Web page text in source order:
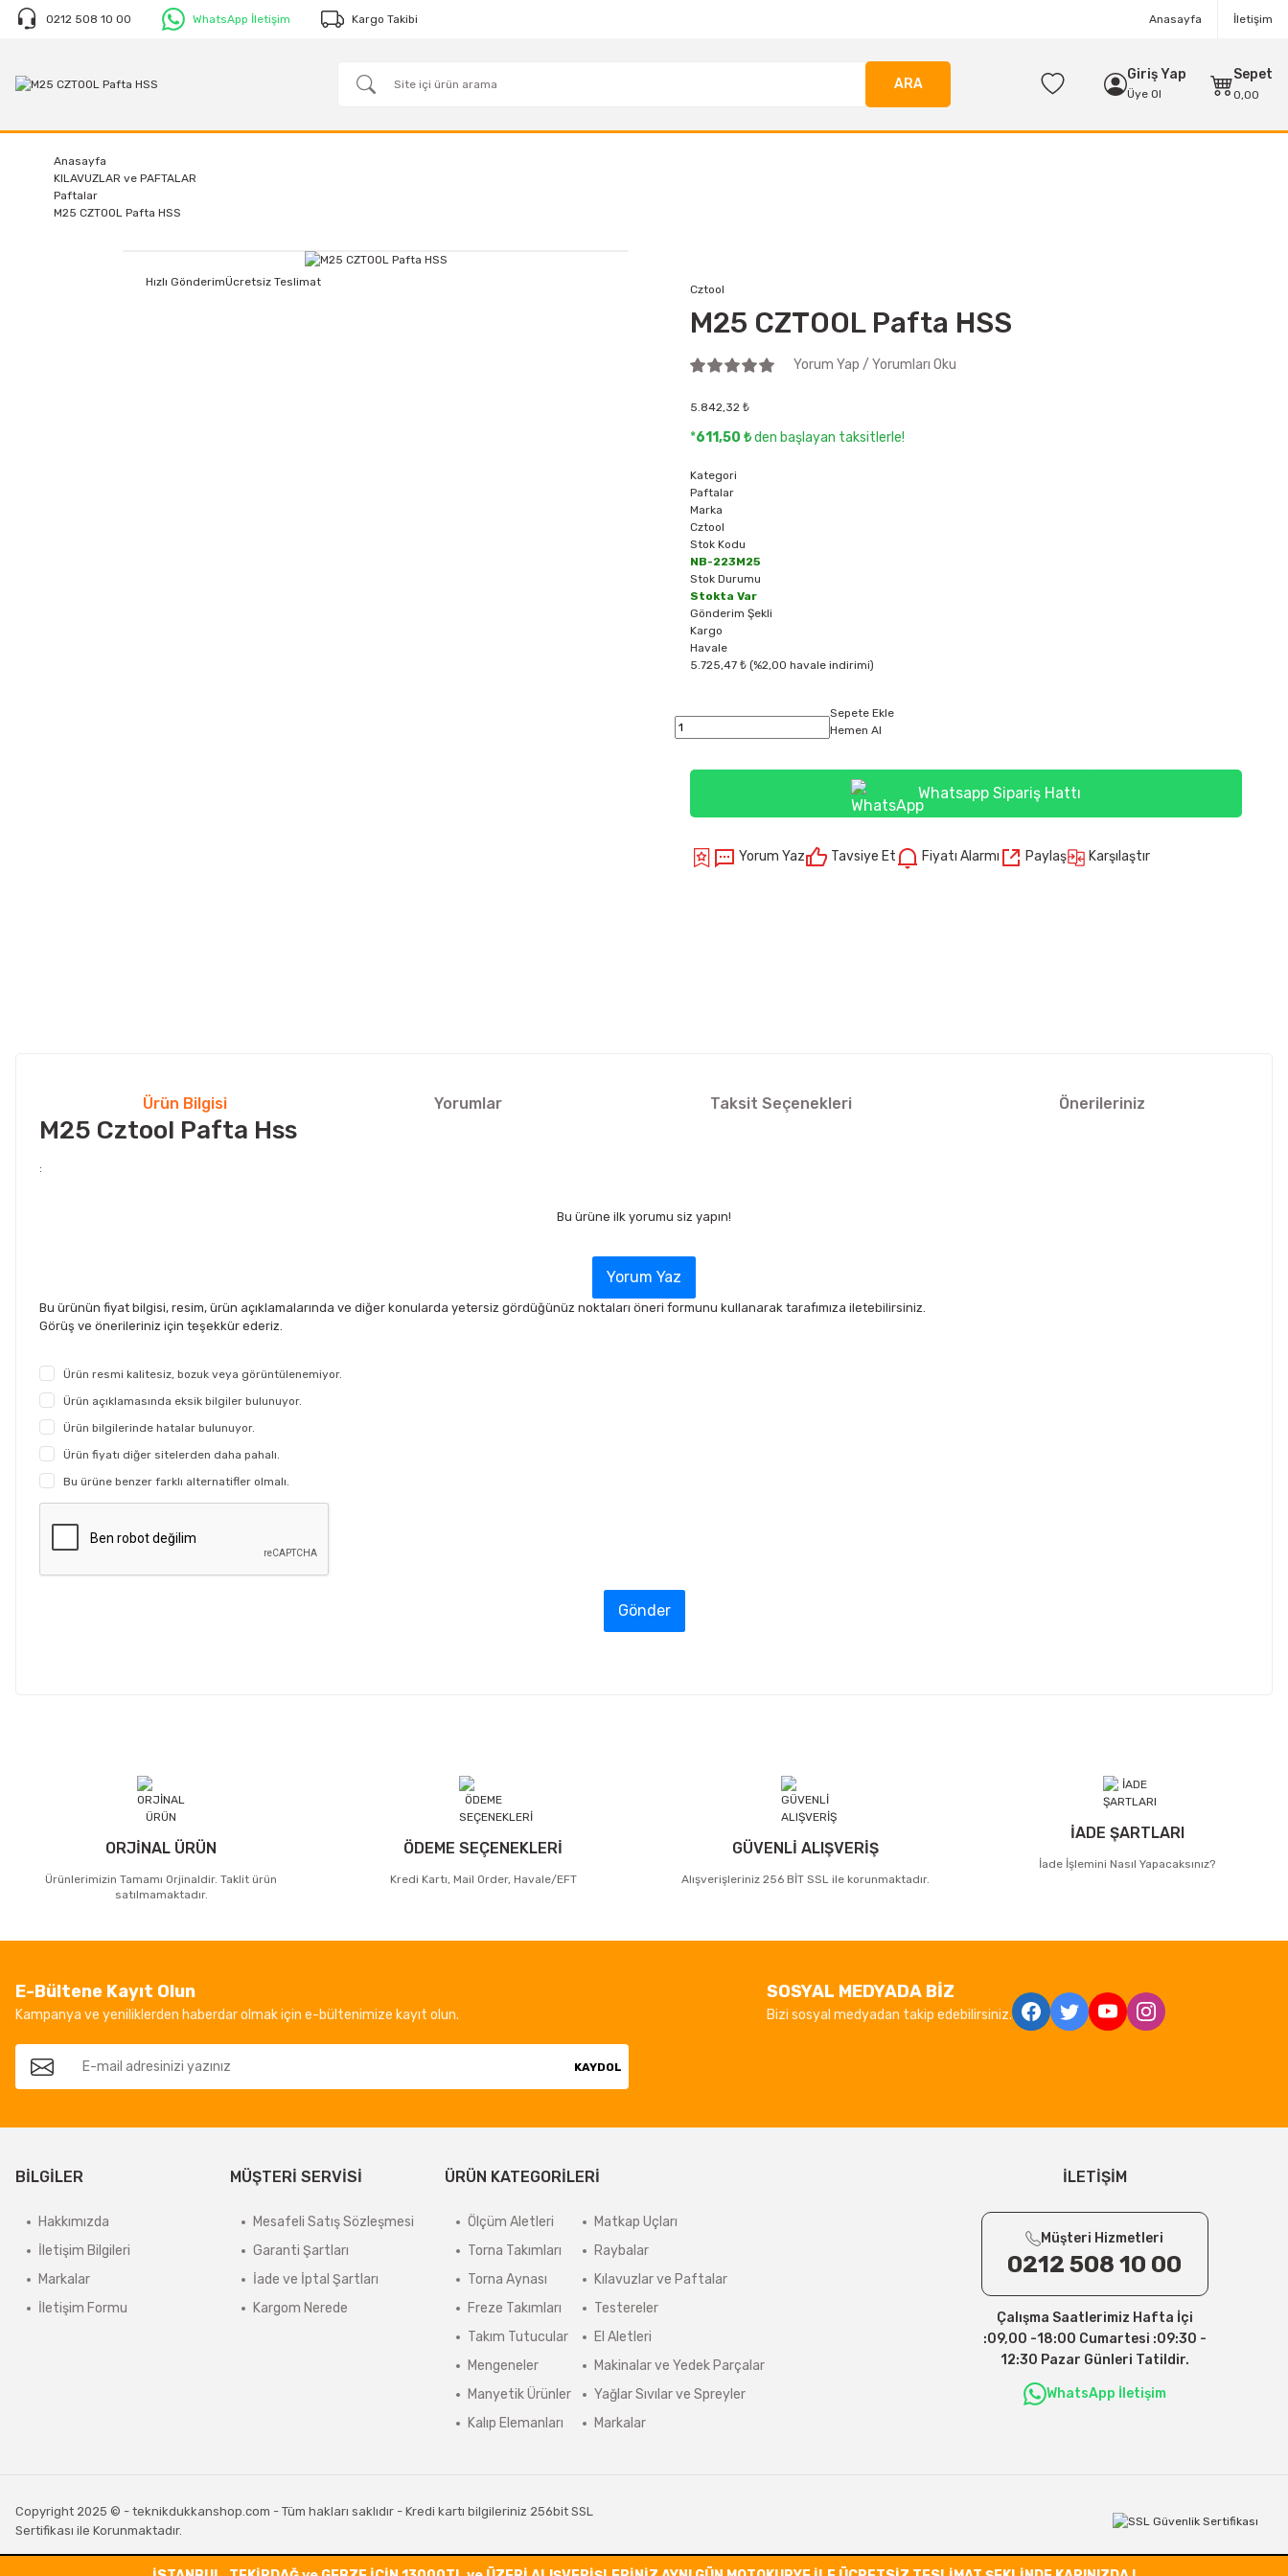
0212 508 10 00 WhatsApp İletişim Kargo Takibi Anasayfa İletişim
ARA
Giriş Yap
Üye Ol
Sepet
0,00
Anasayfa
KILAVUZLAR ve PAFTALAR
Paftalar
M25 CZTOOL Pafta HSS
Hızlı GönderimÜcretsiz Teslimat
Cztool
M25 CZTOOL Pafta HSS
Yorum Yap / Yorumları Oku
5.842,32 ₺
*611,50 ₺den başlayan taksitlerle!
Kategori
Paftalar
Marka
Cztool
Stok Kodu
NB-223M25
Stok Durumu
Stokta Var
Gönderim Şekli
Kargo
Havale
5.725,47 ₺ (%2,00 havale indirimi)
Sepete Ekle
Hemen Al
Whatsapp Sipariş Hattı
Yorum Yaz Tavsiye Et Fiyatı Alarmı Paylaş Karşılaştır
Ürün Bilgisi Yorumlar Taksit Seçenekleri Önerileriniz
M25 Cztool Pafta Hss
:
Bu ürüne ilk yorumu siz yapın!
Yorum Yaz
Bu ürünün fiyat bilgisi, resim, ürün açıklamalarında ve diğer konularda yetersiz gördüğünüz noktaları öneri formunu kullanarak tarafımıza iletebilirsiniz.
Görüş ve önerileriniz için teşekkür ederiz.
Ürün resmi kalitesiz, bozuk veya görüntülenemiyor.
Ürün açıklamasında eksik bilgiler bulunuyor.
Ürün bilgilerinde hatalar bulunuyor.
Ürün fiyatı diğer sitelerden daha pahalı.
Bu ürüne benzer farklı alternatifler olmalı.
Gönder
ORJİNAL ÜRÜN
Ürünlerimizin Tamamı Orjinaldir. Taklit ürün
satılmamaktadır.
ÖDEME SEÇENEKLERİ
Kredi Kartı, Mail Order, Havale/EFT
GÜVENLİ ALIŞVERİŞ
Alışverişleriniz 256 BİT SSL ile korunmaktadır.
İADE ŞARTLARI
İade İşlemini Nasıl Yapacaksınız?
E-Bültene Kayıt Olun
Kampanya ve yeniliklerden haberdar olmak için e-bültenimize kayıt olun.
KAYDOL
SOSYAL MEDYADA BİZ
Bizi sosyal medyadan takip edebilirsiniz.
BİLGİLER
Hakkımızda
İletişim Bilgileri
Markalar
İletişim Formu
MÜŞTERİ SERVİSİ
Mesafeli Satış Sözleşmesi
Garanti Şartları
İade ve İptal Şartları
Kargom Nerede
ÜRÜN KATEGORİLERİ
Ölçüm Aletleri
Torna Takımları
Torna Aynası
Freze Takımları
Takım Tutucular
Mengeneler
Manyetik Ürünler
Kalıp Elemanları
Matkap Uçları
Raybalar
Kılavuzlar ve Paftalar
Testereler
El Aletleri
Makinalar ve Yedek Parçalar
Yağlar Sıvılar ve Spreyler
Markalar
İLETİŞİM
Müşteri Hizmetleri
0212 508 10 00
Çalışma Saatlerimiz Hafta İçi
:09,00 -18:00 Cumartesi :09:30 -
12:30 Pazar Günleri Tatildir.
WhatsApp İletişim
Copyright 2025 © - teknikdukkanshop.com - Tüm hakları saklıdır - Kredi kartı bilgileriniz 256bit SSL
Sertifikası ile Korunmaktadır.